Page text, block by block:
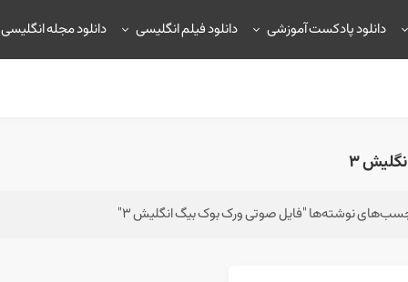
دانلود پادکست آموزشی دانلود فیلم انگلیسی دانلود مجله انگلیسی
۳
نوشته‌ها "فایل صوتی ورک بوک بیگ انگلیش ۳"